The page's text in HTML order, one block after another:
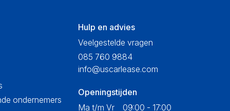
ondernemers
Hulp en advies
Veelgestelde vragen
085 760 9884
info@uscarlease.com
Openingstijden
Ma t/m Vr
09:00 - 17:00